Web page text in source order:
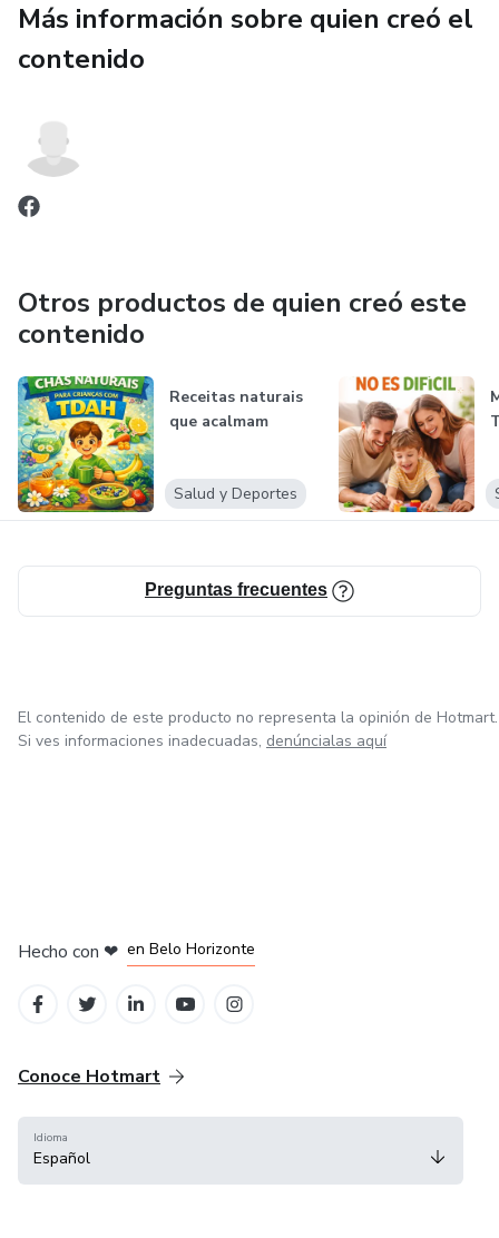
Más información sobre quien creó el
contenido
Otros productos de quien creó este
contenido
Receitas naturais
que acalmam
Salud y Deportes
Preguntas frecuentes
El contenido de este producto no representa la opinión de Hotmart.
Si ves informaciones inadecuadas, denúncialas aquí
Hecho con ❤ en Belo Horizonte
Conoce Hotmart
Idioma
Español